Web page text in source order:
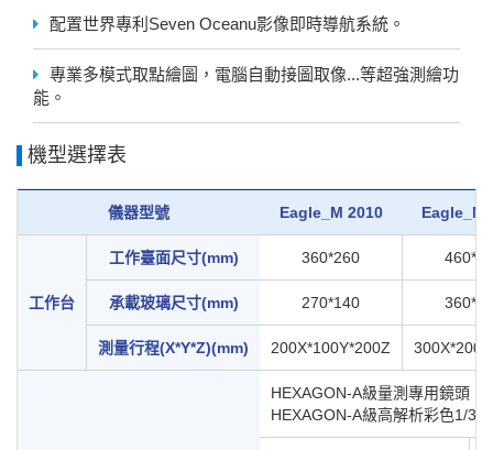
配置世界專利Seven Oceanu影像即時導航系統。
專業多模式取點繪圖，電腦自動接圖取像...等超強測繪功
能。
機型選擇表
儀器型號 Eagle_M 2010 Eagle_M
工作台
工作臺面尺寸(mm) 360*260
承載玻璃尺寸(mm) 270*140
測量行程(X*Y*Z)(mm) 200X*100Y*200Z
HEXAGON-A級量測專用鏡頭
HEXAGON-A級高解析彩色1/